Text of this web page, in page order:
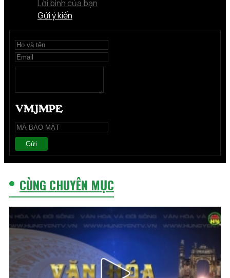
Lời bình của bạn
Gửi ý kiến
Gửi
CÙNG CHUYÊN MỤC